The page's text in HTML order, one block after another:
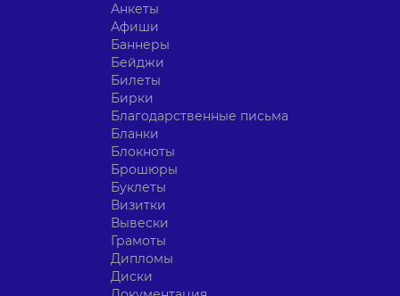
Анкеты
Афиши
Баннеры
Бейджи
Билеты
Бирки
Благодарственные письма
Бланки
Блокноты
Брошюры
Буклеты
Визитки
Вывески
Грамоты
Дипломы
Диски